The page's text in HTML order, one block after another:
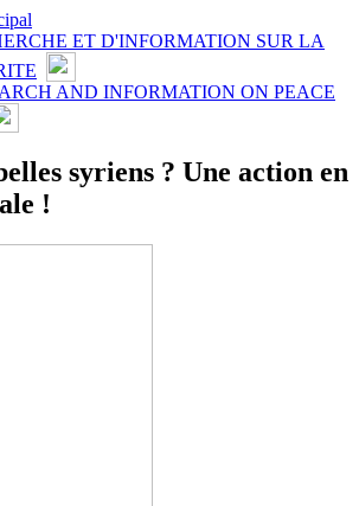
ET D'INFORMATION SUR LA
AND INFORMATION ON PEACE
syriens ? Une action en
!